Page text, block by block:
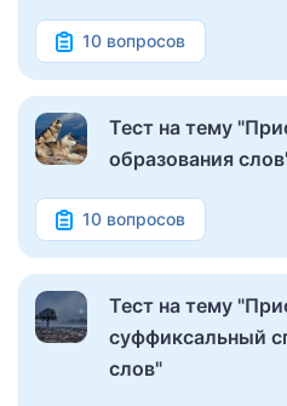
10 вопросов
Тест на тему
образования
10 вопросов
Тест на тему
суффиксальный
слов"